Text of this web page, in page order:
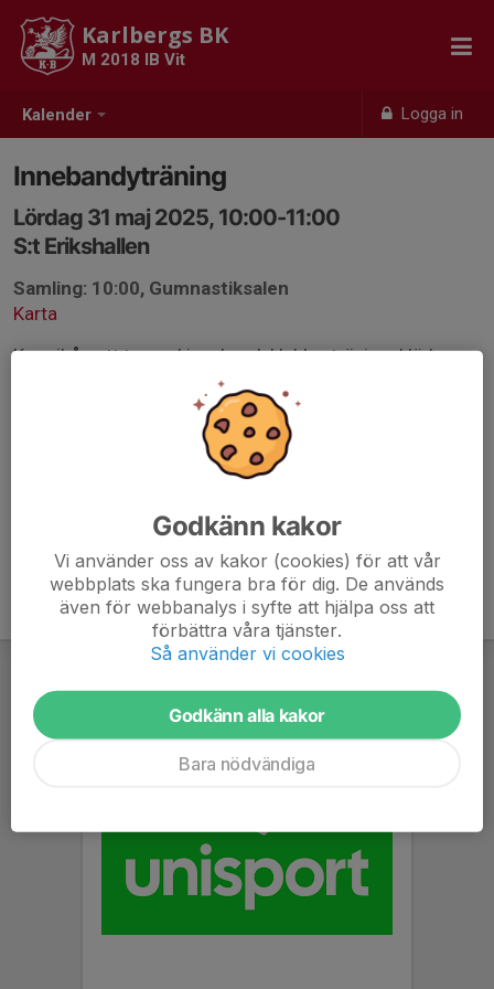
Kalender Logga in
Karlbergs BK
M 2018 IB Vit
Innebandyträning
Lördag 31 maj 2025, 10:00-11:00
S:t Erikshallen
Samling: 10:00, Gumnastiksalen
Karta
Kom ihåg att ta med innebandyklubba, träningskläder
Godkänn kakor
Vi använder oss av kakor (cookies) för att vår
webbplats ska fungera bra för dig. De används
även för webbanalys i syfte att hjälpa oss att
förbättra våra tjänster.
Så använder vi cookies
Godkänn alla kakor
Bara nödvändiga